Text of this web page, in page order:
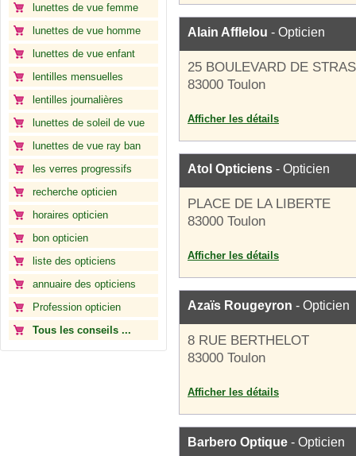
lunettes de vue femme
lunettes de vue homme
lunettes de vue enfant
lentilles mensuelles
lentilles journalières
lunettes de soleil de vue
lunettes de vue ray ban
les verres progressifs
recherche opticien
horaires opticien
bon opticien
liste des opticiens
annuaire des opticiens
Profession opticien
Tous les conseils ...
Alain Afflelou - Opticien
25 BOULEVARD DE
83000 Toulon
Afficher les détails
Atol Opticiens - Opticien
PLACE DE LA LIBERTE
83000 Toulon
Afficher les détails
Azaïs Rougeyron - Opticien
8 RUE BERTHELOT
83000 Toulon
Afficher les détails
Barbero Optique - Opticien